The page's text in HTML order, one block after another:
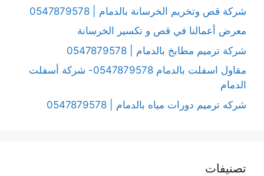
شركة قص وتخريم الخرسانة بالدمام | 0547879578
معرض أعمالنا في قص و تكسير الخرسانة
شركة ترميم مطابخ بالدمام | 0547879578
مقاول اسفلت بالدمام 0547879578- شركة أسفلت
الدمام
شركه ترميم دورات مياه بالدمام | 0547879578
تصنيفات